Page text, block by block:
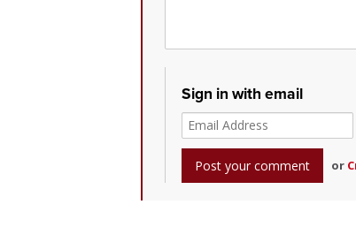
Sign in with email
or